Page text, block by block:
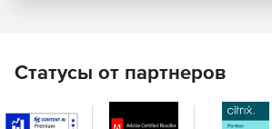
Для музыкальных издателей Sibelius
специальное облако Publishing, которое
потенциальным клиентам
Статусы от партнеров